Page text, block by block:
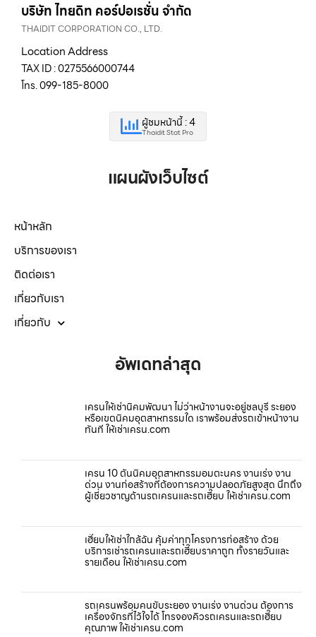
บริษัท ไทยดิท คอร์ปอเรชั่น จำกัด
THAIDIT CORPORATION CO., LTD.
Location Address
TAX ID : 0275566000744
โทร. 099-185-8000
ผู้ชมหน้านี้ : 4
Thaidit Stat Pro
แผนผังเว็บไซต์
หน้าหลัก
บริการของเรา
ติดต่อเรา
เกี่ยวกับเรา
เกี่ยวกับ
อัพเดทล่าสุด
เครนให้เช่านิคมพัฒนา ไม่ว่าหน้างานจะอยู่ชลบุรี ระยอง
หรือเขตนิคมอุตสาหกรรมใด เราพร้อมส่งรถเข้าหน้างาน
ทันที ให้เช่าเครน.com
เครน 10 ตันนิคมอุตสาหกรรมอมตะนคร งานเร่ง งาน
ด่วน งานก่อสร้างที่ต้องการความปลอดภัยสูงสุด นึกถึง
ผู้เชี่ยวชาญด้านรถเครนและรถเฮี๊ยบ ให้เช่าเครน.com
เฮี๊ยบให้เช่าใกล้ฉัน คุ้มค่าทุกโครงการก่อสร้าง ด้วย
บริการเช่ารถเครนและรถเฮี๊ยบราคาถูก ทั้งรายวันและ
รายเดือน ให้เช่าเครน.com
รถเครนพร้อมคนขับระยอง งานเร่ง งานด่วน ต้องการ
เครื่องจักรที่ไว้ใจได้ โทรจองคิวรถเครนและรถเฮี๊ยบ
คุณภาพ ให้เช่าเครน.com